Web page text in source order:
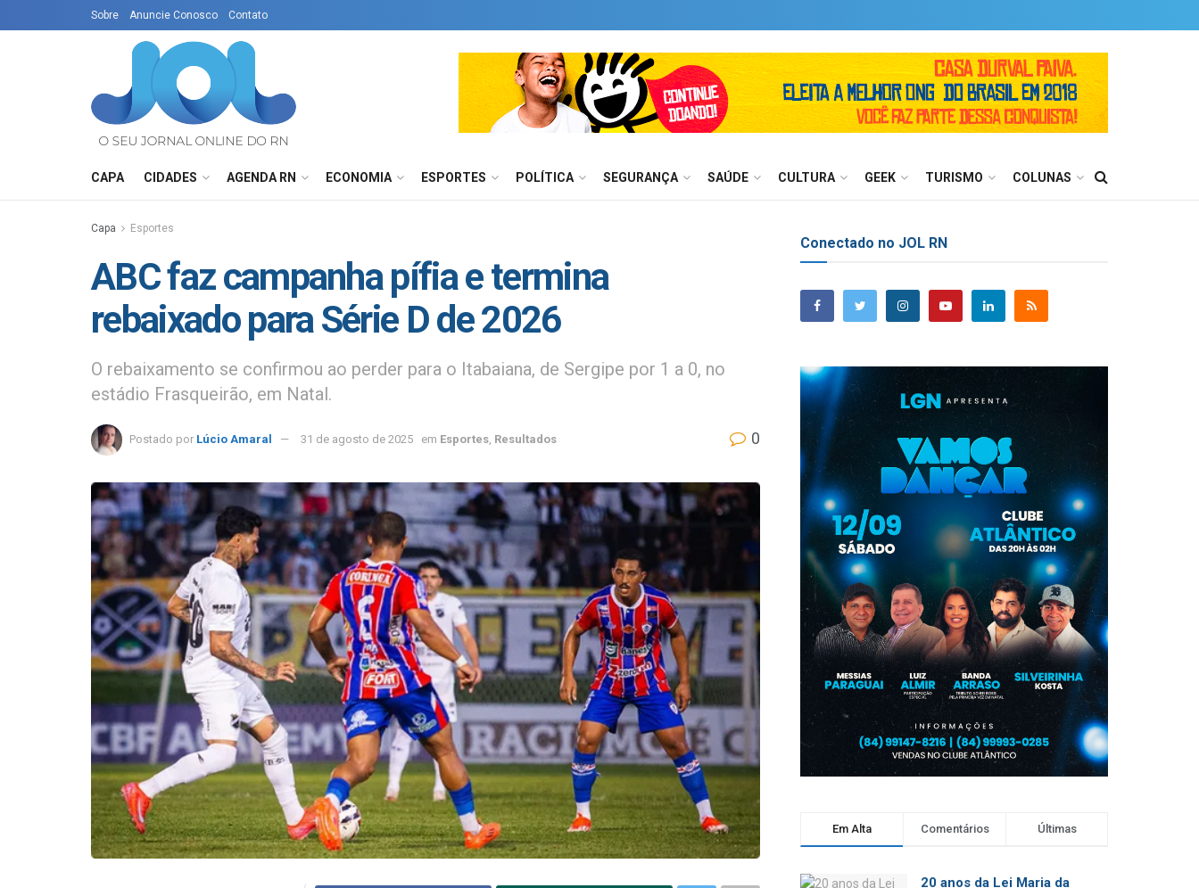
Sobre Anuncie Conosco Contato
CAPA CIDADES AGENDA RN ECONOMIA ESPORTES POLÍTICA SEGURANÇA SAÚDE CULTURA GEEK TURISMO COLUNAS
Capa Esportes
ABC faz campanha pífia e termina
rebaixado para Série D de 2026
O rebaixamento se confirmou ao perder para o Itabaiana, de Sergipe por 1 a 0, no
estádio Frasqueirão, em Natal.
Postado por Lúcio Amaral 31 de agosto de 2025 em Esportes Resultados 0
Conectado no JOL RN
Em Alta Comentários Últimas
20 anos da Lei Maria da